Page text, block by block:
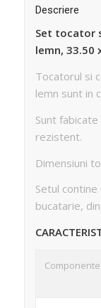
Descriere
Set tocator
lemn, 33.50
Tocatorul si
lemn sunt in
Sunt
rezistent.
Dimensiuni
Setul
bucatarie,